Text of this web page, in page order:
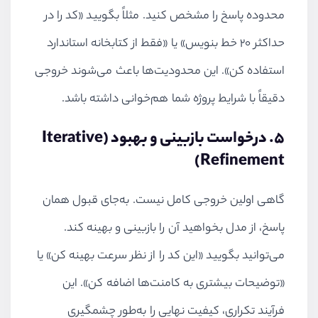
محدوده پاسخ را مشخص کنید. مثلاً بگویید «کد را در
حداکثر ۲۰ خط بنویس» یا «فقط از کتابخانه استاندارد
استفاده کن». این محدودیت‌ها باعث می‌شوند خروجی
دقیقاً با شرایط پروژه شما هم‌خوانی داشته باشد.
۵. درخواست بازبینی و بهبود (Iterative
Refinement)
گاهی اولین خروجی کامل نیست. به‌جای قبول همان
پاسخ، از مدل بخواهید آن را بازبینی و بهینه کند.
می‌توانید بگویید «این کد را از نظر سرعت بهینه کن» یا
«توضیحات بیشتری به کامنت‌ها اضافه کن». این
فرآیند تکراری، کیفیت نهایی را به‌طور چشمگیری